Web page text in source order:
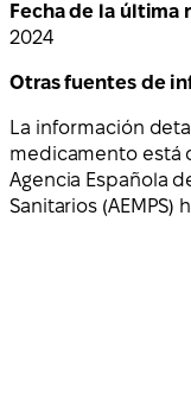
Fecha de la última
2024
Otras fuentes de
La información
medicamento está
Agencia Española
Sanitarios (AEMPS)